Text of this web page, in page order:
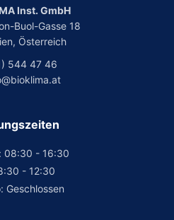
Inst. GmbH
Buol-Gasse 18
Österreich
544 47 46
08:30 - 16:30
- 12:30
Geschlossen